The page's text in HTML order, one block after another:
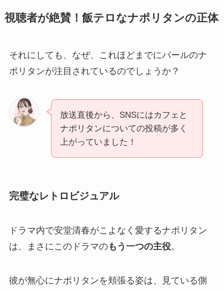
視聴者が絶賛！飯テロなナポリタンの正体
それにしても、なぜ、これほどまでにパールのナ
ポリタンが注目されているのでしょうか？
放送直後から、SNSにはカフェと
ナポリタンについての投稿が多く
上がっていました！
完璧なレトロビジュアル
ドラマ内で安堂清春がこよなく愛するナポリタン
は、まさにこのドラマのもう一つの主役。
彼が無心にナポリタンを頬張る姿は、見ている側